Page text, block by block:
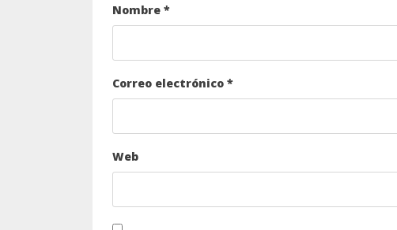
Nombre *
Correo electrónico *
Web